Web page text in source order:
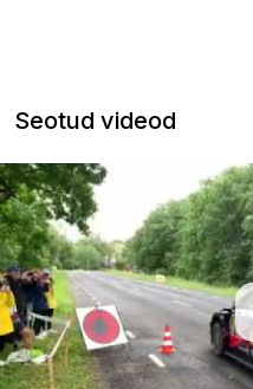
Seotud videod